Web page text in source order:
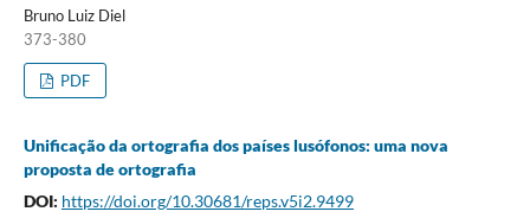
Bruno Luiz Diel
373-380
PDF
Unificação da ortografia dos países lusófonos: uma nova
proposta de ortografia
DOI: https://doi.org/10.30681/reps.v5i2.9499